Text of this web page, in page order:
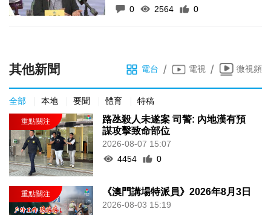
0
2564 0
其他新聞 電台 / 電視 / 微視頻
全部 本地 要聞 體育 特稿
路氹殺人未遂案 司警: 內地漢有預
謀攻擊致命部位
2026-08-07 15:07
4454
0
《澳門講場特派員》2026年8月3日
2026-08-03 15:19